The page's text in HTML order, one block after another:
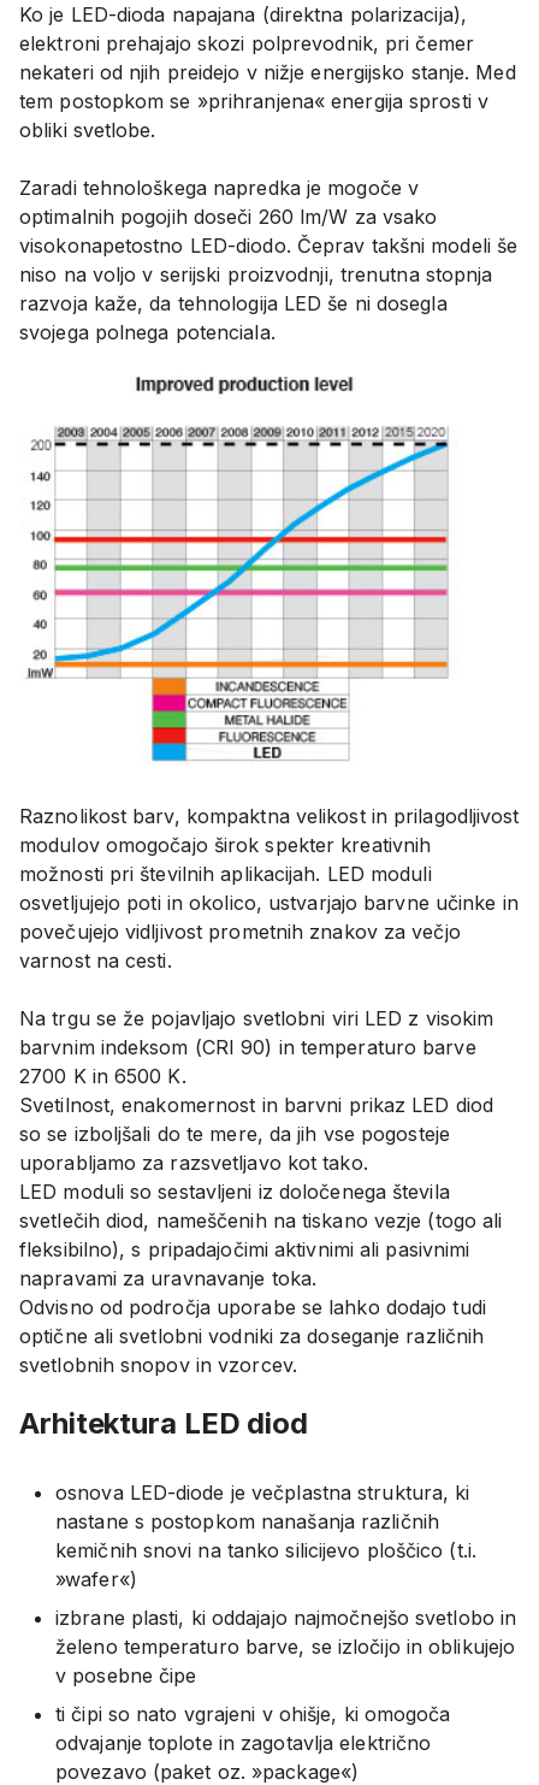
Ko je LED-dioda napajana (direktna polarizacija),
elektroni prehajajo skozi polprevodnik, pri čemer
nekateri od njih preidejo v nižje energijsko stanje. Med
tem postopkom se »prihranjena« energija sprosti v
obliki svetlobe.
Zaradi tehnološkega napredka je mogoče v
optimalnih pogojih doseči 260 lm/W za vsako
visokonapetostno LED-diodo. Čeprav takšni modeli še
niso na voljo v serijski proizvodnji, trenutna stopnja
razvoja kaže, da tehnologija LED še ni dosegla
svojega polnega potenciala.
Raznolikost barv, kompaktna velikost in prilagodljivost
modulov omogočajo širok spekter kreativnih
možnosti pri številnih aplikacijah. LED moduli
osvetljujejo poti in okolico, ustvarjajo barvne učinke in
povečujejo vidljivost prometnih znakov za večjo
varnost na cesti.
Na trgu se že pojavljajo svetlobni viri LED z visokim
barvnim indeksom (CRI 90) in temperaturo barve
2700 K in 6500 K.
Svetilnost, enakomernost in barvni prikaz LED diod
so se izboljšali do te mere, da jih vse pogosteje
uporabljamo za razsvetljavo kot tako.
LED moduli so sestavljeni iz določenega števila
svetlečih diod, nameščenih na tiskano vezje (togo ali
fleksibilno), s pripadajočimi aktivnimi ali pasivnimi
napravami za uravnavanje toka.
Odvisno od področja uporabe se lahko dodajo tudi
optične ali svetlobni vodniki za doseganje različnih
svetlobnih snopov in vzorcev.
Arhitektura LED diod
osnova LED-diode je večplastna struktura, ki
nastane s postopkom nanašanja različnih
kemičnih snovi na tanko silicijevo ploščico (t.i.
»wafer«)
izbrane plasti, ki oddajajo najmočnejšo svetlobo in
želeno temperaturo barve, se izločijo in oblikujejo
v posebne čipe
ti čipi so nato vgrajeni v ohišje, ki omogoča
odvajanje toplote in zagotavlja električno
povezavo (paket oz. »package«)